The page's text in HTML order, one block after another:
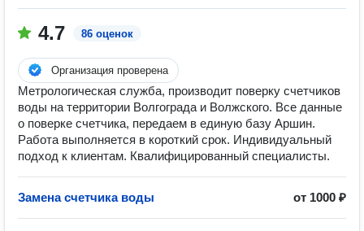
4.7 86 оценок
Организация проверена
Метрологическая служба, производит поверку счетчиков
воды на территории Волгограда и Волжского. Все данные
о поверке счетчика, передаем в единую базу Аршин.
Работа выполняется в короткий срок. Индивидуальный
подход к клиентам. Квалифицированный специалисты.
Замена счетчика воды от 1000 ₽